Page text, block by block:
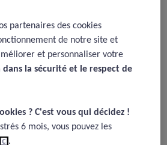
d’une biopsie sous
objectivera une pathologie
en urgence proposera un
réunion de concertation
pour retenir en équipe la
partenaires des cookies
de notre site et
et personnaliser votre
dans la sécurité et le respect de
? C'est vous qui décidez !​
6 mois, vous pouvez les
ici.